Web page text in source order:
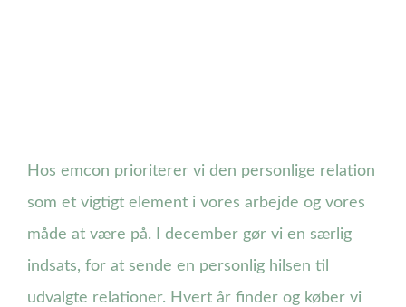
Hos emcon prioriterer vi den personlige relation
som et vigtigt element i vores arbejde og vores
måde at være på. I december gør vi en særlig
indsats, for at sende en personlig hilsen til
udvalgte relationer. Hvert år finder og køber vi